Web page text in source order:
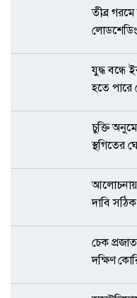
তীব্র
যুদ্ধ বন্ধে
হতে পারে
চুক্তি
স্থগিতের
আলোচনায়
দাবি
চেক
দক্ষিণ